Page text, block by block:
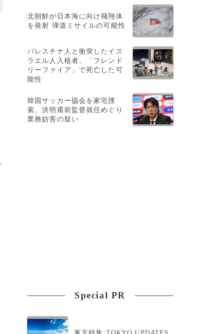
北朝鮮が日本海に向け飛翔体
を発射 弾道ミサイルの可能性
パレスチナ人と衝突したイス
ラエル人入植者、「フレンド
リーファイア」で死亡した可
能性
韓国サッカー協会を家宅捜
索、洪明甫前監督就任めぐり
業務妨害の疑い
Special PR
東京特集:TOKYO UPDATES